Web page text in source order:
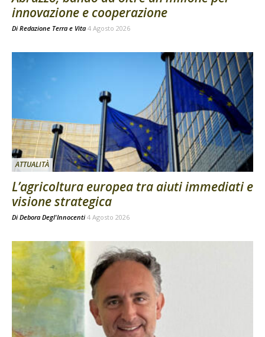
innovazione e cooperazione
Di Redazione Terra e Vita 4 Agosto 2026
ATTUALITÀ
L’agricoltura europea tra aiuti immediati e
visione strategica
Di Debora Degl'Innocenti 4 Agosto 2026